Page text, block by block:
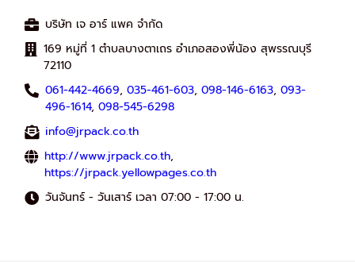
บริษัท เจ อาร์ แพค จำกัด
169 หมู่ที่ 1 ตำบลบางตาเถร อำเภอสองพี่น้อง สุพรรณบุรี
72110
061-442-4669, 035-461-603, 098-146-6163, 093-
496-1614, 098-545-6298
info@jrpack.co.th
http://www.jrpack.co.th,
https://jrpack.yellowpages.co.th
วันจันทร์ - วันเสาร์ เวลา 07:00 - 17:00 น.